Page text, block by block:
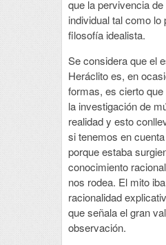
que la pervivencia
individual tal como lo
filosofía idealista.
Se considera que el
Heráclito es, en
formas, es cierto
la investigación de
realidad y esto
si tenemos en
porque estaba
conocimiento
nos rodea. El mito
racionalidad
que señala el gran
observación.